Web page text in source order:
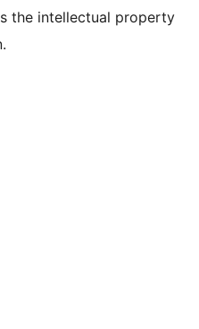
the intellectual property